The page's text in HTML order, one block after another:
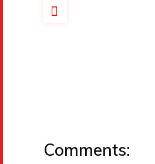
Comments: